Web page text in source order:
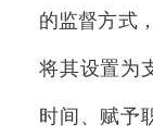
的监督方式
将其设置为
时间、赋予